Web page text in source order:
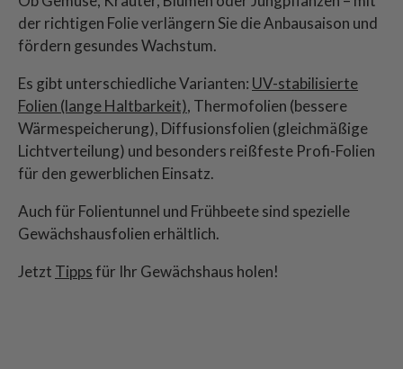
der richtigen Folie verlängern Sie die Anbausaison und
fördern gesundes Wachstum.
Es gibt unterschiedliche Varianten: UV-stabilisierte
Folien (lange Haltbarkeit), Thermofolien (bessere
Wärmespeicherung), Diffusionsfolien (gleichmäßige
Lichtverteilung) und besonders reißfeste Profi-Folien
für den gewerblichen Einsatz.
Auch für Folientunnel und Frühbeete sind spezielle
Gewächshausfolien erhältlich.
Jetzt Tippsfür Ihr Gewächshaus holen!